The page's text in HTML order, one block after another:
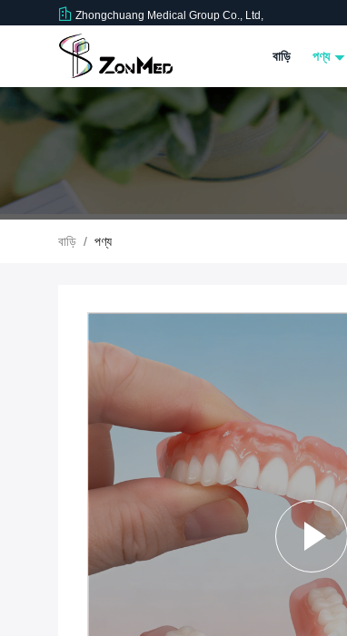
Zhongchuang Medical Group Co., Ltd,
বাড়ি পণ্য
বাড়ি / পণ্য